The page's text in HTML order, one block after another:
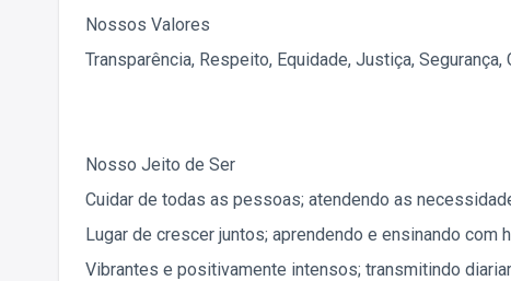
Nossos Valores
Transparência, Respeito, Equidade, Justiça, Segurança,
Nosso Jeito de Ser
Cuidar de todas as pessoas; atendendo as
Lugar de crescer juntos; aprendendo e ensinando
Vibrantes e positivamente intensos; transmitindo